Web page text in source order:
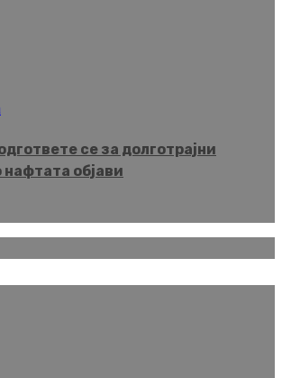
се за долготрајни
објави